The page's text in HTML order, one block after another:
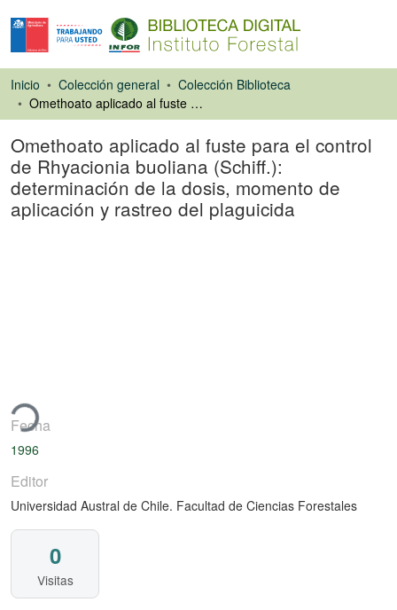
Inicio Colección general
Colección Biblioteca
Omethoato aplicado al fuste para el control de Rhyacionia buoliana (Schiff.): determinación de la dosis, momento de aplicación y rastreo del plaguicida
Omethoato aplicado al fuste para el control
de Rhyacionia buoliana (Schiff.):
determinación de la dosis, momento de
aplicación y rastreo del plaguicida
Fecha
1996
Editor
Universidad Austral de Chile. Facultad de Ciencias Forestales
0
Visitas